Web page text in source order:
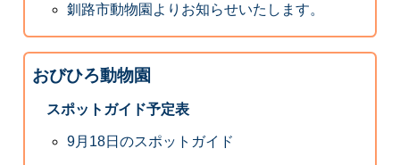
釧路市動物園よりお知らせいたします。
おびひろ動物園
スポットガイド予定表
9月18日のスポットガイド